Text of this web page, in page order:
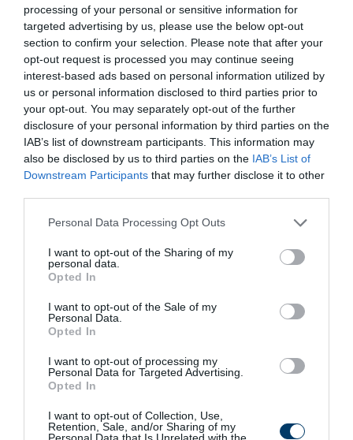
processing of your personal or sensitive information for
targeted advertising by us, please use the below opt-out
section to confirm your selection. Please note that after your
opt-out request is processed you may continue seeing
interest-based ads based on personal information utilized by
us or personal information disclosed to third parties prior to
your opt-out. You may separately opt-out of the further
disclosure of your personal information by third parties on the
IAB’s list of downstream participants. This information may
also be disclosed by us to third parties on the IAB’s List of
Downstream Participants that may further disclose it to other
Please note that this website/app uses one or more Google
not limited to your visit or usage behaviour. You may click to
grant or deny consent to Google and its third-party tags to
use your data for below specified purposes in below Google
consent section.
Personal Data Processing Opt Outs
I want to opt-out of the Sharing of my
personal data.
Opted In
I want to opt-out of the Sale of my
Personal Data.
Opted In
I want to opt-out of processing my
Personal Data for Targeted Advertising.
Opted In
I want to opt-out of Collection, Use,
Retention, Sale, and/or Sharing of my
Personal Data that Is Unrelated with the
Kép és a videó forrása: https://www.youtube.com/watch?
v=wE8gB94xg-g
Azokon a vendéglátóhelyeken – kiváltképp koncerteken
fogyasztókhoz. A hordós sör ugyanis nem csak
környezettudatosabb megoldás, mint a dobozos, vagy
üveges termékek, hanem a legtöbb esetben frissebben is
Ennek oka, hogy a sörgyárak által használt, speciális
közvetlenül a sörgyárból, ha úgy vesszük, egyenesen a
gyár tartályaiból érkeznek a csapolás helyszínére, így
jobban érezhetők bennük az elsődleges aromák, kiváltképp
a komló frissítő illata és íze.